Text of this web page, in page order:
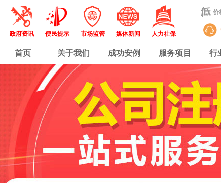
政府资讯 便民提示 市场监管 媒体新闻 人力社保
价
首页 关于我们 成功安例 服务项目 行